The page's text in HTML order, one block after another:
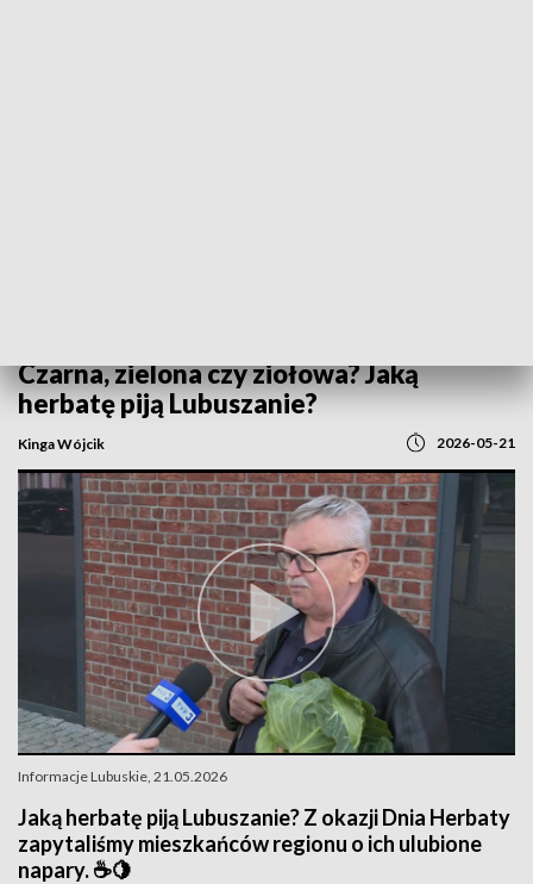
Czarna, zielona czy ziołowa? Jaką
herbatę piją Lubuszanie?
Kinga Wójcik 2026-05-21
Informacje Lubuskie, 21.05.2026
Jaką herbatę piją Lubuszanie? Z okazji Dnia Herbaty
zapytaliśmy mieszkańców regionu o ich ulubione
napary. ☕🍋